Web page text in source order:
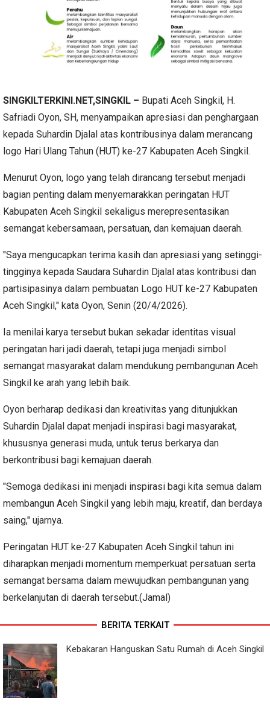
SINGKILTERKINI.NET,SINGKIL – Bupati Aceh Singkil, H.
Safriadi Oyon, SH, menyampaikan apresiasi dan penghargaan
kepada Suhardin Djalal atas kontribusinya dalam merancang
logo Hari Ulang Tahun (HUT) ke-27 Kabupaten Aceh Singkil.
Menurut Oyon, logo yang telah dirancang tersebut menjadi
bagian penting dalam menyemarakkan peringatan HUT
Kabupaten Aceh Singkil sekaligus merepresentasikan
semangat kebersamaan, persatuan, dan kemajuan daerah.
"Saya mengucapkan terima kasih dan apresiasi yang setinggi-
tingginya kepada Saudara Suhardin Djalal atas kontribusi dan
partisipasinya dalam pembuatan Logo HUT ke-27 Kabupaten
Aceh Singkil," kata Oyon, Senin (20/4/2026).
Ia menilai karya tersebut bukan sekadar identitas visual
peringatan hari jadi daerah, tetapi juga menjadi simbol
semangat masyarakat dalam mendukung pembangunan Aceh
Singkil ke arah yang lebih baik.
Oyon berharap dedikasi dan kreativitas yang ditunjukkan
Suhardin Djalal dapat menjadi inspirasi bagi masyarakat,
khususnya generasi muda, untuk terus berkarya dan
berkontribusi bagi kemajuan daerah.
"Semoga dedikasi ini menjadi inspirasi bagi kita semua dalam
membangun Aceh Singkil yang lebih maju, kreatif, dan berdaya
saing," ujarnya.
Peringatan HUT ke-27 Kabupaten Aceh Singkil tahun ini
diharapkan menjadi momentum memperkuat persatuan serta
semangat bersama dalam mewujudkan pembangunan yang
berkelanjutan di daerah tersebut.(Jamal)
BERITA TERKAIT
Kebakaran Hanguskan Satu Rumah di Aceh Singkil